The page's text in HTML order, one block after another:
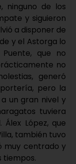
ninguno de los
y siguieron
a disponer de
y el Astorga lo
que no
no
generó
pero la
un gran nivel y
tuviera
López, que
también tuvo
muy centrado y
tiempos.